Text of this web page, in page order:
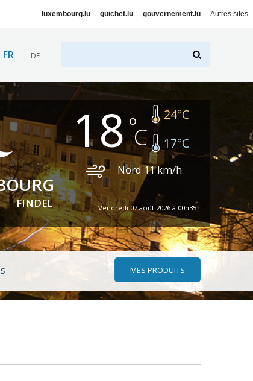
luxembourg.lu guichet.lu gouvernement.lu Autres sites
FR DE
FINDEL
18 24°C
17°C
Nord 11km/h
Vendredi 07 août 2026 à 00h35
MES PRODUITS